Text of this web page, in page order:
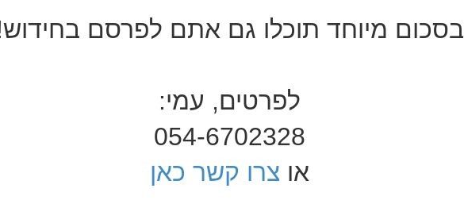
בסכום מיוחד תוכלו גם אתם לפרסם
לפרטים, עמי:
054-6702328
או צרו קשר כאן